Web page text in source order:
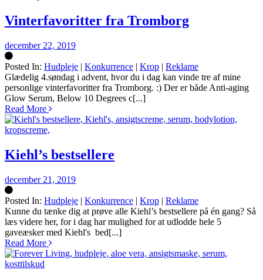
Vinterfavoritter fra Tromborg
december 22, 2019
Posted In: Hudpleje | Konkurrence | Krop | Reklame
Silke
Glædelig 4.søndag i advent, hvor du i dag kan vinde tre af mine
personlige vinterfavoritter fra Tromborg. :) Der er både Anti-aging
Glow Serum, Below 10 Degrees c[...]
Read More
Kiehl’s bestsellere
december 21, 2019
Posted In: Hudpleje | Konkurrence | Krop | Reklame
Silke
Kunne du tænke dig at prøve alle Kiehl’s bestsellere på én gang? Så
læs videre her, for i dag har mulighed for at udlodde hele 5
gaveæsker med Kiehl's bed[...]
Read More